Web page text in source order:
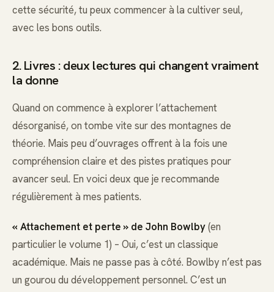
cette sécurité, tu peux commencer à la cultiver seul,
avec les bons outils.
2. Livres : deux lectures qui changent vraiment
la donne
Quand on commence à explorer l’attachement
désorganisé, on tombe vite sur des montagnes de
théorie. Mais peu d’ouvrages offrent à la fois une
compréhension claire et des pistes pratiques pour
avancer seul. En voici deux que je recommande
régulièrement à mes patients.
« Attachement et perte » de John Bowlby(en
particulier le volume 1) – Oui, c’est un classique
académique. Mais ne passe pas à côté. Bowlby n’est pas
un gourou du développement personnel. C’est un